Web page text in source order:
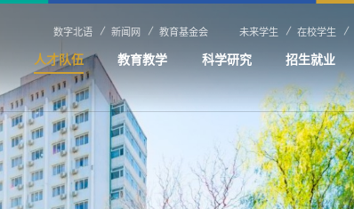
数字北语 新闻网 教育基金会 未来学生 在校学生
人才队伍 教育教学 科学研究 招生就业